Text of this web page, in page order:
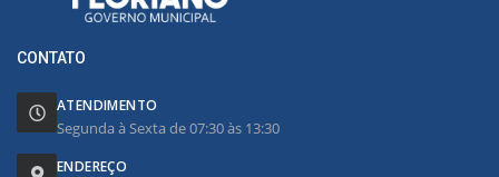
CONTATO
ATENDIMENTO
Segunda à Sexta de 07:30 às 13:30
ENDEREÇO